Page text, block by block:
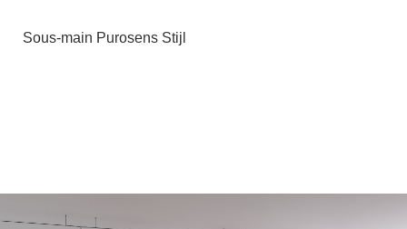
Sous-main Purosens Stijl